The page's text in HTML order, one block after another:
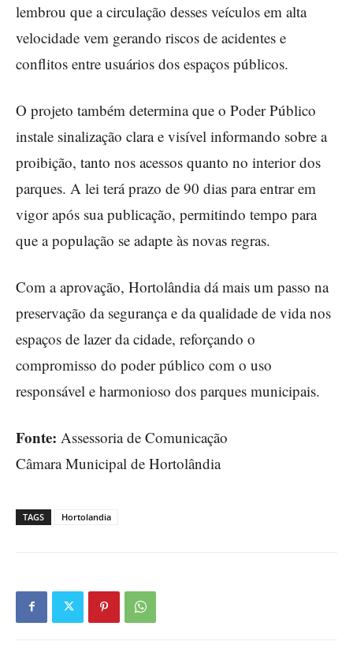
lembrou que a circulação desses veículos em alta
velocidade vem gerando riscos de acidentes e
conflitos entre usuários dos espaços públicos.
O projeto também determina que o Poder Público
instale sinalização clara e visível informando sobre a
proibição, tanto nos acessos quanto no interior dos
parques. A lei terá prazo de 90 dias para entrar em
vigor após sua publicação, permitindo tempo para
que a população se adapte às novas regras.
Com a aprovação, Hortolândia dá mais um passo na
preservação da segurança e da qualidade de vida nos
espaços de lazer da cidade, reforçando o
compromisso do poder público com o uso
responsável e harmonioso dos parques municipais.
Fonte: Assessoria de Comunicação
Câmara Municipal de Hortolândia
TAGS Hortolandia